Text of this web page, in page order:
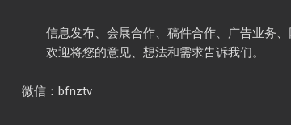
信息发布、会展合作、稿件合作、广告业务、
欢迎将您的意见、想法和需求告诉我们。
微信：bfnztv